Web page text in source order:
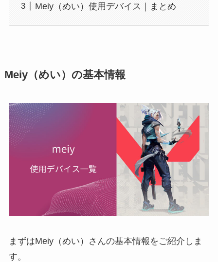
Meiy（めい）使用デバイス｜まとめ
Meiy（めい）の基本情報
まずはMeiy（めい）さんの基本情報をご紹介しま
す。